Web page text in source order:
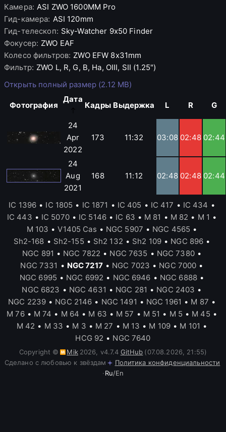
Камера: ASI ZWO 1600MM Pro
Гид-камера: ASI 120mm
Гид-телескоп: Sky-Watcher 9x50 Finder
Фокусер: ZWO EAF
Колесо фильтров: ZWO EFW 8x31mm
Фильтр: ZWO L, R, G, B, Ha, OIII, SII (1.25")
Открыть полный размер (2.12 MB)
Фотография
Дата
Кадры Выдержка L R G
24
Apr
2022
173 11:32 03:08 02:48 02:44
24
Aug
2021
168 11:12 02:48 02:48 02:44
IC 1396 • IC 1805 • IC 1871 • IC 405 • IC 417 • IC 434 •
IC 443 • IC 5070 • IC 5146 • IC 63 • M 81 • M 82 • M 1 •
M 103 • V1405 Cas • NGC 5907 • NGC 4565 •
Sh2-168 • Sh2-155 • Sh2 132 • Sh2 109 • NGC 896 •
NGC 891 • NGC 7822 • NGC 7635 • NGC 7380 •
NGC 7331 • NGC 7217 • NGC 7023 • NGC 7000 •
NGC 6995 • NGC 6992 • NGC 6946 • NGC 6888 •
NGC 6823 • NGC 4631 • NGC 281 • NGC 2403 •
NGC 2239 • NGC 2146 • NGC 1491 • NGC 1961 • M 87 •
M 76 • M 74 • M 64 • M 63 • M 57 • M 51 • M 5 • M 45 •
M 42 • M 33 • M 3 • M 27 • M 13 • M 109 • M 101 •
HCG 92 • NGC 7640
Copyright © Mik 2026 v4.7.4 GitHub (07.08.2026, 21:55)
Сделано с любовью к звёздам
Политика конфиденциальности
·Ru/En